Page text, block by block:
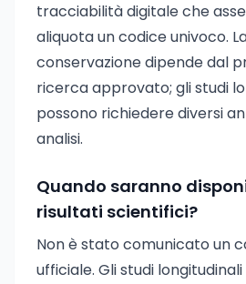
tracciabilità digitale che
aliquota un codice univoco.
conservazione dipende dal
ricerca approvato; gli studi
possono richiedere diversi
analisi.
Quando saranno
risultati scientifici?
Non è stato comunicato un
ufficiale. Gli studi